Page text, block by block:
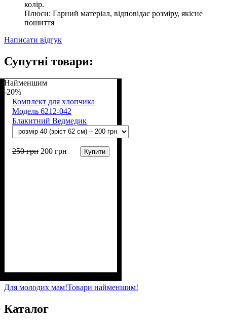
колір.
Плюси: Гарний матеріал, відповідає розміру, якісне
пошиття
Написати відгук
Супутні товари:
Найменшим
-20%
Комплект для хлопчика
Модель 6212-042
Блакитний Ведмедик
250грн 200 грн Купити
Для молодих мам!Товари найменшим!
Каталог